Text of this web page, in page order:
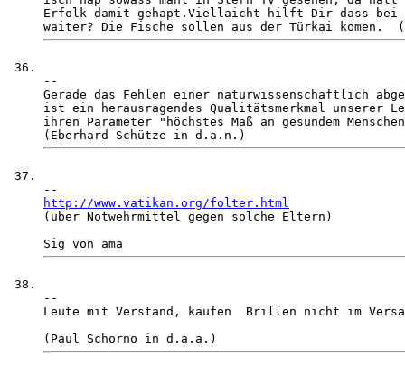
Erfolk damit gehapt.Viellaicht hilft Dir dass bei
--
Gerade das Fehlen einer naturwissenschaftlich
ist ein herausragendes Qualitätsmerkmal unserer
ihren Parameter "höchstes Maß an gesundem
http://www.vatikan.org/folter.html
(über Notwehrmittel gegen solche Eltern)
--
Leute mit Verstand, kaufen  Brillen nicht im